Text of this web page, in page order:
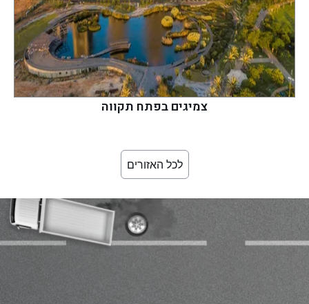
צמיגים בפתח תקווה
לכל האזורים